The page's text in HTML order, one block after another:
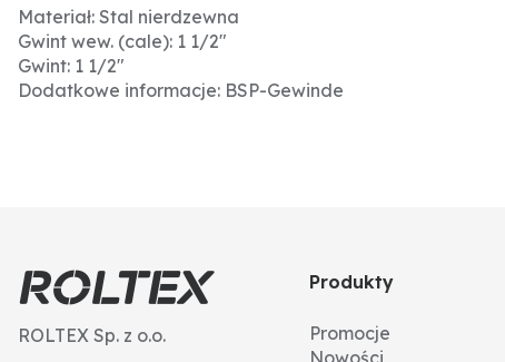
Materiał: Stal nierdzewna
Gwint wew. (cale): 1 1/2"
Gwint: 1 1/2"
Dodatkowe informacje: BSP-Gewinde
ROLTEX Sp. z o.o.
Produkty
Promocje
Nowości